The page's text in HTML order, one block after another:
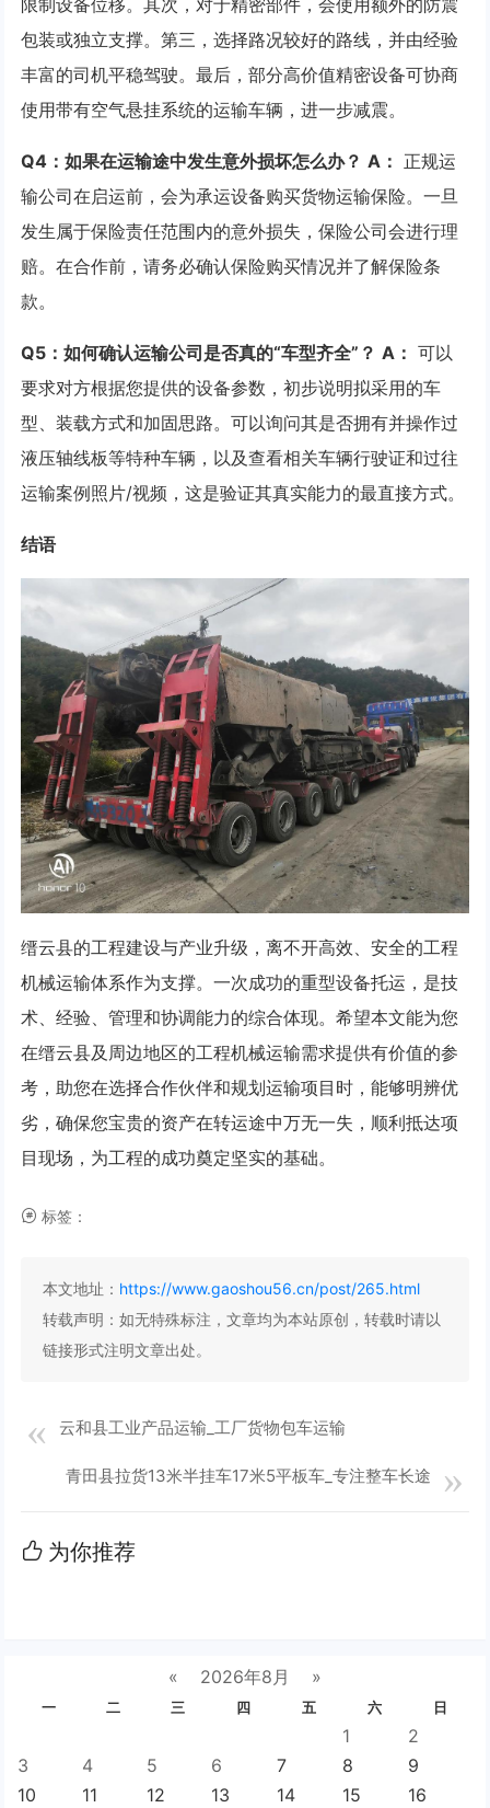
包装或独立支撑。第三，选择路况较好的路线，并由经验
丰富的司机平稳驾驶。最后，部分高价值精密设备可协商
使用带有空气悬挂系统的运输车辆，进一步减震。
Q4：如果在运输途中发生意外损坏怎么办？ A： 正规运
输公司在启运前，会为承运设备购买货物运输保险。一旦
发生属于保险责任范围内的意外损失，保险公司会进行理
赔。在合作前，请务必确认保险购买情况并了解保险条
款。
Q5：如何确认运输公司是否真的“车型齐全”？ A： 可以
要求对方根据您提供的设备参数，初步说明拟采用的车
型、装载方式和加固思路。可以询问其是否拥有并操作过
液压轴线板等特种车辆，以及查看相关车辆行驶证和过往
运输案例照片/视频，这是验证其真实能力的最直接方式。
结语
缙云县的工程建设与产业升级，离不开高效、安全的工程
机械运输体系作为支撑。一次成功的重型设备托运，是技
术、经验、管理和协调能力的综合体现。希望本文能为您
在缙云县及周边地区的工程机械运输需求提供有价值的参
考，助您在选择合作伙伴和规划运输项目时，能够明辨优
劣，确保您宝贵的资产在转运途中万无一失，顺利抵达项
目现场，为工程的成功奠定坚实的基础。
标签：
本文地址： https://www.gaoshou56.cn/post/265.html
转载声明：如无特殊标注，文章均为本站原创，转载时请以
链接形式注明文章出处。
云和县工业产品运输_工厂货物包车运输
青田县拉货13米半挂车17米5平板车_专注整车长途
为你推荐
« 2026年8月 »
一 二 三 四 五 六 日
1
2
3
4 5 6 7 8
9
10
11 12 13 14 15
16